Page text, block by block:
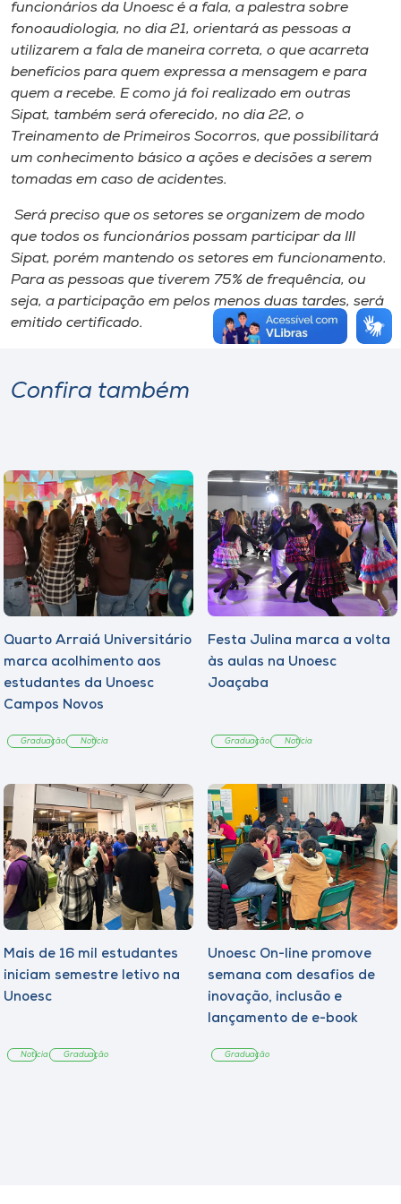
funcionários da Unoesc é a fala, a palestra sobre
fonoaudiologia, no dia 21, orientará as pessoas a
utilizarem a fala de maneira correta, o que acarreta
benefícios para quem expressa a mensagem e para
quem a recebe. E como já foi realizado em outras
Sipat, também será oferecido, no dia 22, o
Treinamento de Primeiros Socorros, que possibilitará
um conhecimento básico a ações e decisões a serem
tomadas em caso de acidentes.
Será preciso que os setores se organizem de modo
que todos os funcionários possam participar da III
Sipat, porém mantendo os setores em funcionamento.
Para as pessoas que tiverem 75% de frequência, ou
seja, a participação em pelos menos duas tardes, será
emitido certificado.
Confira também
Quarto Arraiá Universitário
marca acolhimento aos
estudantes da Unoesc
Campos Novos
Graduação Notícia
Festa Julina marca a volta
às aulas na Unoesc
Joaçaba
Graduação Notícia
Mais de 16 mil estudantes
iniciam semestre letivo na
Unoesc
Notícia Graduação
Unoesc On-line promove
semana com desafios de
inovação, inclusão e
lançamento de e-book
Graduação